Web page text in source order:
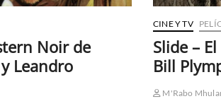
Noir de
Leandro
CINE Y TV
Slide –
Bill
M'Rabo